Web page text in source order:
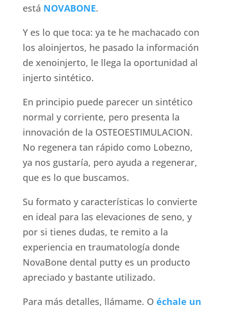
está NOVABONE.
Y es lo que toca: ya te he machacado con
los aloinjertos, he pasado la información
de xenoinjerto, le llega la oportunidad al
injerto sintético.
En principio puede parecer un sintético
normal y corriente, pero presenta la
innovación de la OSTEOESTIMULACION.
No regenera tan rápido como Lobezno,
ya nos gustaría, pero ayuda a regenerar,
que es lo que buscamos.
Su formato y características lo convierte
en ideal para las elevaciones de seno, y
por si tienes dudas, te remito a la
experiencia en traumatología donde
NovaBone dental putty es un producto
apreciado y bastante utilizado.
Para más detalles, llámame. O échale un